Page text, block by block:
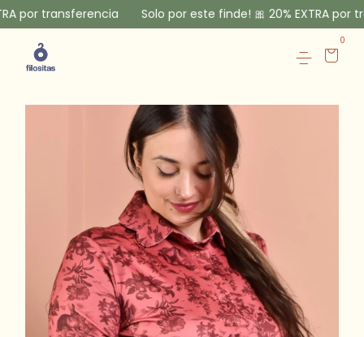
Solo por este finde! 🎀 20% EXTRA por
0